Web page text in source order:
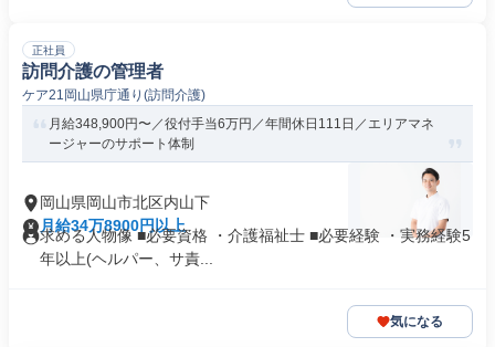
正社員
訪問介護の管理者
ケア21岡山県庁通り(訪問介護)
月給348,900円〜／役付手当6万円／年間休日111日／エリアマネ
ージャーのサポート体制
岡山県岡山市北区内山下
月給34万8900円以上
求める人物像 ■必要資格 ・介護福祉士 ■必要経験 ・実務経験5
年以上(ヘルパー、サ責...
気になる